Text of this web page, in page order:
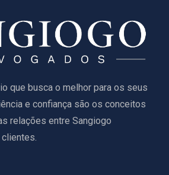
que busca o melhor para os seus
e confiança são os conceitos
relações entre Sangiogo